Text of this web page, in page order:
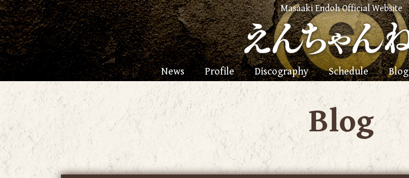
Masaaki Endoh Official Website
News Profile Discography Schedule Blog
Blog